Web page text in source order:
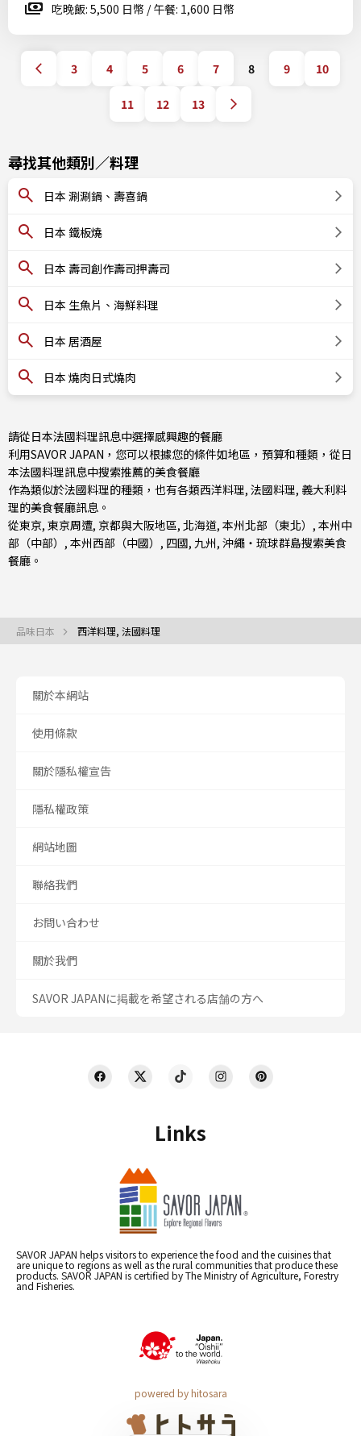
吃晚飯: 5,500 日幣 / 午餐: 1,600 日幣
3 4 5 6 7 8 9 10
11 12 13
尋找其他類別／料理
日本 涮涮鍋、壽喜鍋
日本 鐵板燒
日本 壽司創作壽司押壽司
日本 生魚片、海鮮料理
日本 居酒屋
日本 燒肉日式燒肉
請從日本法國料理訊息中選擇感興趣的餐廳
利用SAVOR JAPAN，您可以根據您的條件如地區，預算和種類，從日
本法國料理訊息中搜索推薦的美食餐廳
作為類似於法國料理的種類，也有各類西洋料理, 法國料理, 義大利料
理的美食餐廳訊息。
從東京, 東京周遭, 京都與大阪地區, 北海道, 本州北部（東北） , 本州中
部（中部） , 本州西部（中國） , 四國, 九州, 沖繩・琉球群島搜索美食
餐廳。
品味日本 西洋料理, 法國料理
Links
SAVOR JAPAN helps visitors to experience the food and the cuisines that
are unique to regions as well as the rural communities that produce these
products. SAVOR JAPAN is certified by The Ministry of Agriculture, Forestry
and Fisheries.
powered by hitosara
關於本網站
使用條款
關於隱私權宣告
隱私權政策
網站地圖
聯絡我們
お問い合わせ
關於我們
SAVOR JAPANに掲載を希望される店舗の方へ